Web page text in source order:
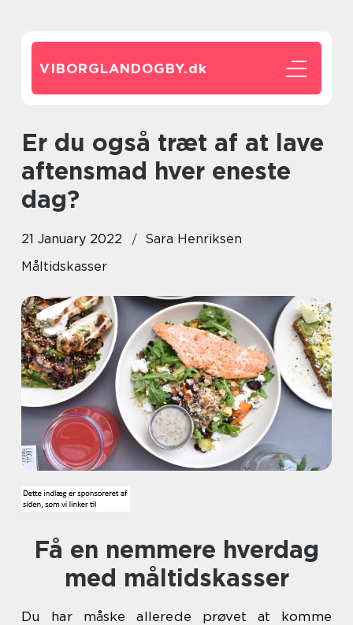
VIBORGLANDOGBY.dk
Er du også træt af at lave
aftensmad hver eneste
dag?
21 January 2022
Sara Henriksen
Måltidskasser
Få en nemmere hverdag
med måltidskasser
Du har måske allerede prøvet at komme